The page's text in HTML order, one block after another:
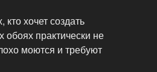
хочет создать
обоях практически не
моются и требуют